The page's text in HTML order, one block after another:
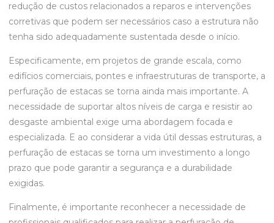
redução de custos relacionados a reparos e intervenções
corretivas que podem ser necessários caso a estrutura não
tenha sido adequadamente sustentada desde o início.
Especificamente, em projetos de grande escala, como
edifícios comerciais, pontes e infraestruturas de transporte, a
perfuração de estacas se torna ainda mais importante. A
necessidade de suportar altos níveis de carga e resistir ao
desgaste ambiental exige uma abordagem focada e
especializada. E ao considerar a vida útil dessas estruturas, a
perfuração de estacas se torna um investimento a longo
prazo que pode garantir a segurança e a durabilidade
exigidas.
Finalmente, é importante reconhecer a necessidade de